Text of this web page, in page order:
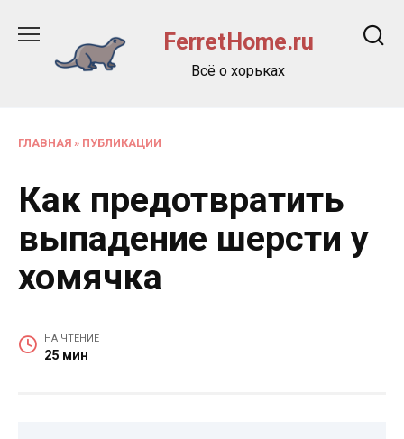
содержанию
FerretHome.ru
Всё о хорьках
ГЛАВНАЯ » ПУБЛИКАЦИИ
Как предотвратить
выпадение шерсти у
хомячка
НА ЧТЕНИЕ
25 мин